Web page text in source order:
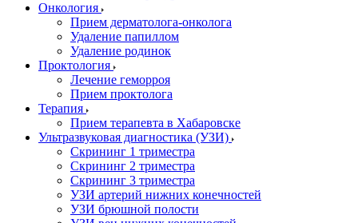
Онкология
Прием дерматолога-онколога
Удаление папиллом
Удаление родинок
Проктология
Лечение геморроя
Прием проктолога
Терапия
Прием терапевта в Хабаровске
Ультразвуковая диагностика (УЗИ)
Скрининг 1 триместра
Скрининг 2 триместра
Скрининг 3 триместра
УЗИ артерий нижних конечностей
УЗИ брюшной полости